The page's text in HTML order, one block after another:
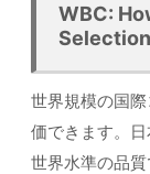
WBC:
Selection
世界規模の国
価できます。
世界水準の品